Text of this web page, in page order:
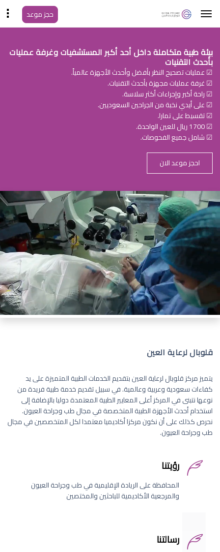
حجز موعد
بيئة طبية متكاملة داخل أحد أكبر المستشفيات وغرفة عمليات
بأحدث التقنيات
☑ عمليات تصحيح النظر بأفضل وأحدث الأجهزة عالمياً.
☑ غرفة عمليات مجهزة بأحدث التقنيات.
☑ راحة أكبر وإجراءات أكثر سلاسة.
☑ على أيدي نخبة من الجراحين السعوديين.
☑ تقسيط على تمارا.
☑ 1700 ريال للعين الواحدة.
☑ شامل جميع الفحوصات.
احجز موعد الان
قلوبال لرعاية العين
يتميز مركز قلوبال لرعاية العين بتقديم الخدمات الطبية المتميزة على يد
كفاءات سعودية وعربية وعالمية. في سبيل تقديم خدمة طبية فريدة من
نوعها نتبنى في المركز أعلى المعايير الطبية المعتمدة دوليا بالإضافة إلى
استخدام أحدث الأجهزة الطبية المتخصصة في مجال طب وجراحة العيون.
نحرص كذلك على أن نكون مركزا أكاديميا معتمدا لكل المتخصصين في مجال
طب وجراحة العيون.
رؤيتنا
المحافظة على الريادة الإقليمية في طب وجراحة العيون
والمرجعية الأكاديمية للباحثين والمختصين
رسالتنا